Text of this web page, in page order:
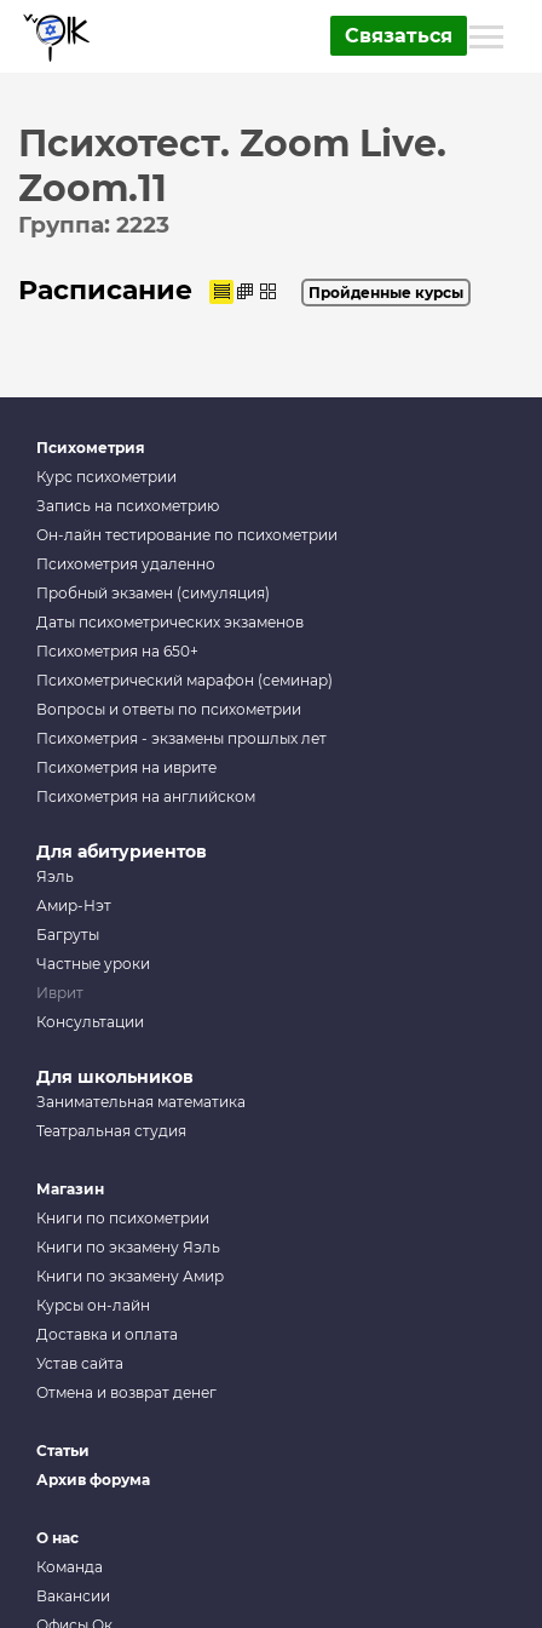
Связаться
Психотест. Zoom Live.
Zoom.11
Группа: 2223
Расписание Пройденные курсы
Психометрия
Курс психометрии
Запись на психометрию
Он-лайн тестирование по психометрии
Психометрия удаленно
Пробный экзамен (симуляция)
Даты психометрических экзаменов
Психометрия на 650+
Психометрический марафон (семинар)
Вопросы и ответы по психометрии
Психометрия - экзамены прошлых лет
Психометрия на иврите
Психометрия на английском
Для абитуриентов
Яэль
Амир-Нэт
Багруты
Частные уроки
Иврит
Консультации
Для школьников
Занимательная математика
Театральная студия
Магазин
Книги по психометрии
Книги по экзамену Яэль
Книги по экзамену Амир
Курсы он-лайн
Доставка и оплата
Устав сайта
Отмена и возврат денег
Статьи
Архив форума
О нас
Команда
Вакансии